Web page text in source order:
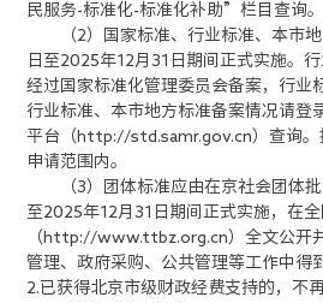
民服务-标准化-标准化补助”栏目查询。
（2）国家标准、行业标准、本市地
日至2025年12月31日期间正式实施。
经过国家标准化管理委员会备案，行业
行业标准、本市地方标准备案情况请登
平台（http://std.samr.gov.cn）查询。
申请范围内。
（3）团体标准应由在京社会团体批
至2025年12月31日期间正式实施，在
（http://www.ttbz.org.cn）全文公开
管理、政府采购、公共管理等工作中得
2.已获得北京市级财政经费支持的，不